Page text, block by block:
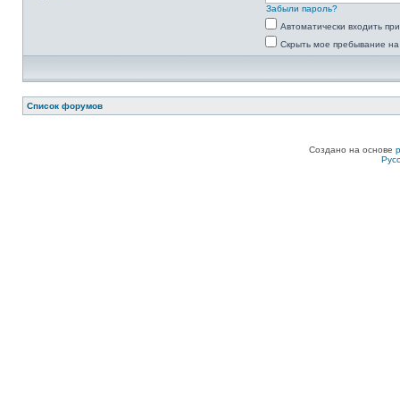
Забыли пароль?
Автоматически входить
Скрыть мое пребывание
Список форумов
Создано на основе